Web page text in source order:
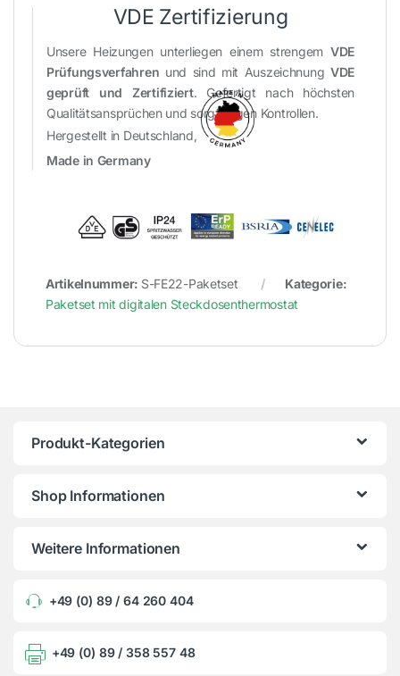
VDE Zertifizierung
Unsere Heizungen unterliegen einem strengem VDE
Prüfungsverfahren und sind mit Auszeichnung VDE
geprüft und Zertifiziert. Gefertigt nach höchsten
Qualitätsansprüchen und sorgfältigen Kontrollen.
Hergestellt in Deutschland,
Made in Germany
Artikelnummer: S-FE22-Paketset
Kategorie:
Paketset mit digitalen Steckdosenthermostat
Produkt-Kategorien
Shop Informationen
Weitere Informationen
+49 (0) 89 / 64 260 404
+49 (0) 89 / 358 557 48